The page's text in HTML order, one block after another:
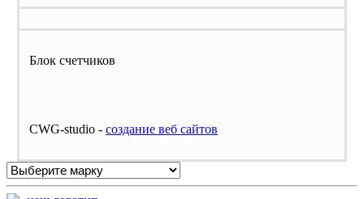
Блок счетчиков
CWG-studio - cоздание веб сайтов